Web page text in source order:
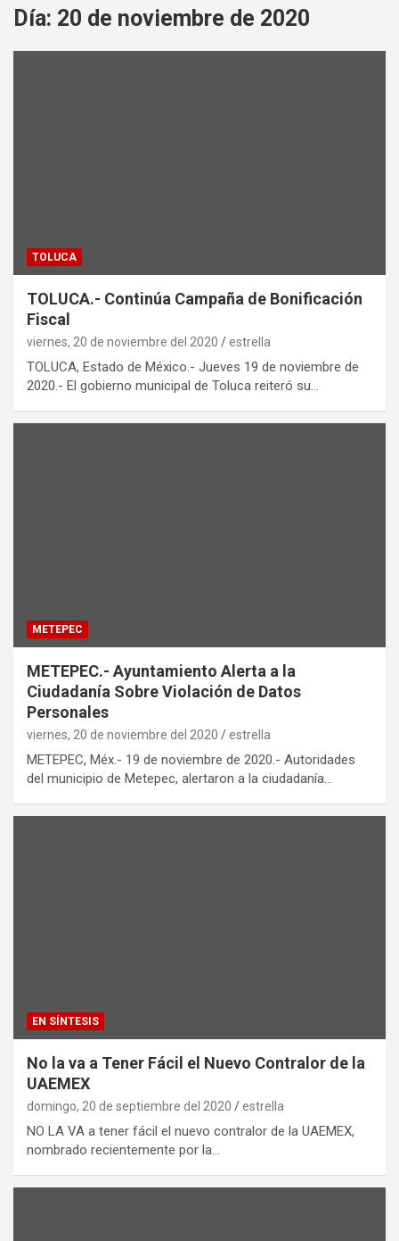
Día: 20 de noviembre de 2020
TOLUCA
TOLUCA.- Continúa Campaña de Bonificación
Fiscal
viernes, 20 de noviembre del 2020 estrella
TOLUCA, Estado de México.- Jueves 19 de noviembre de
2020.- El gobierno municipal de Toluca reiteró su…
METEPEC
METEPEC.- Ayuntamiento Alerta a la
Ciudadanía Sobre Violación de Datos
Personales
viernes, 20 de noviembre del 2020 estrella
METEPEC, Méx.- 19 de noviembre de 2020.- Autoridades
del municipio de Metepec, alertaron a la ciudadanía…
EN SÍNTESIS
No la va a Tener Fácil el Nuevo Contralor de la
UAEMEX
domingo, 20 de septiembre del 2020 estrella
NO LA VA a tener fácil el nuevo contralor de la UAEMEX,
nombrado recientemente por la…